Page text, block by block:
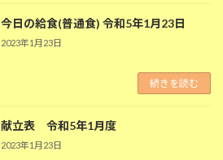
今日の給食(普通食) 令和5年1月23日
2023年1月23日
続きを読む
献立表 令和5年1月度
2023年1月23日